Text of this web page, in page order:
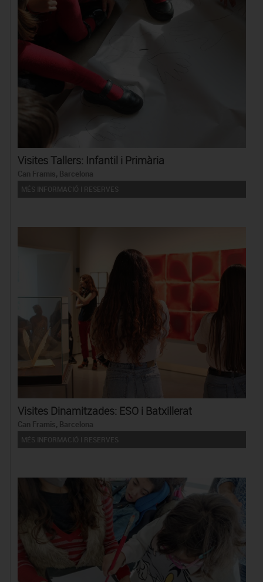
Visites Tallers: Infantil i Primària
Can Framis, Barcelona
MÉS INFORMACIÓ I RESERVES
Visites Dinamitzades: ESO i Batxillerat
Can Framis, Barcelona
MÉS INFORMACIÓ I RESERVES